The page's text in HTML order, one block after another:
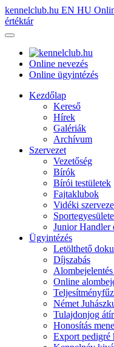
kennelclub.hu EN HU
értéktár
Online nevezés
Online ügyintézés
Kezdőlap
Kereső
Hírek
Galériák
Archívum
Szervezet
Vezetőség
Bírók
Bírói testületek
Fajtaklubok
Vidéki
Junior Handler
Ügyintézés
Letölthető
Díjszabás
Online
Német
Tulajdonjog
Honosítás
Export pedigré